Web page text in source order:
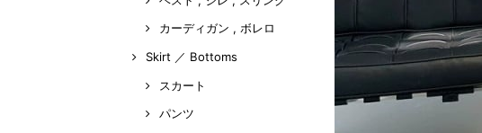
カーディガン , ボレロ
Skirt ／ Bottoms
スカート
パンツ